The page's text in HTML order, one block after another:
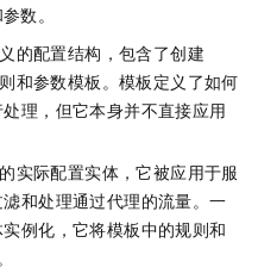
数。
的配置结构，包含了创建
和参数模板。模板定义了如何
理，但它本身并不直接应用
实际配置实体，它被应用于服
和处理通过代理的流量。一
例化，它将模板中的规则和